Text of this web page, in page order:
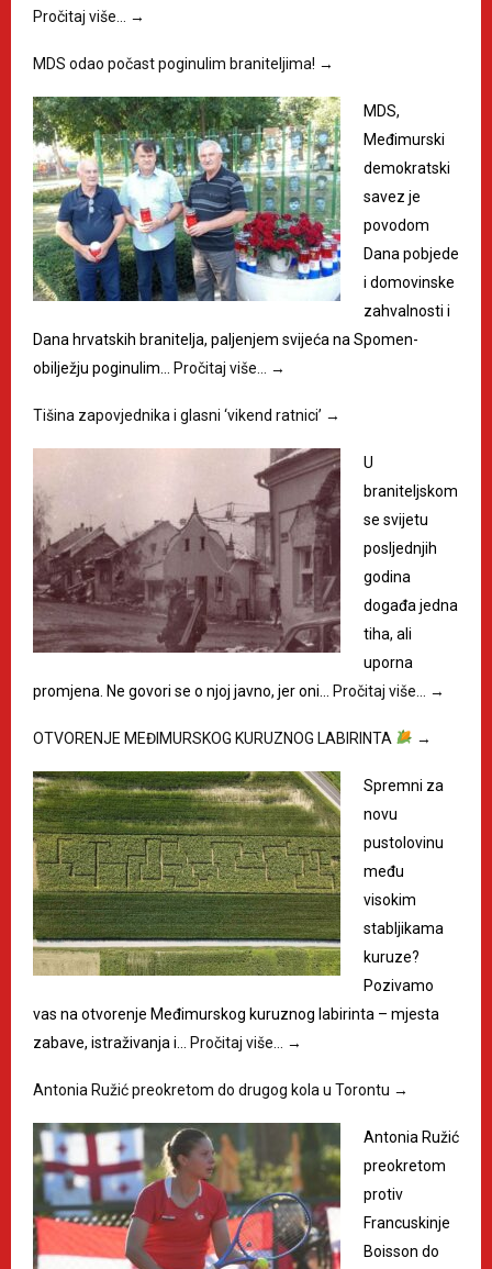
Pročitaj više…
→
MDS odao počast poginulim braniteljima! →
MDS,
Međimurski
demokratski
savez je
povodom
Dana pobjede
i domovinske
zahvalnosti i
Dana hrvatskih branitelja, paljenjem svijeća na Spomen-
obilježju poginulim…
Pročitaj više… →
Tišina zapovjednika i glasni ‘vikend ratnici’ →
U
braniteljskom
se svijetu
posljednjih
godina
događa jedna
tiha, ali
uporna
promjena. Ne govori se o njoj javno, jer oni…
Pročitaj više… →
OTVORENJE MEĐIMURSKOG KURUZNOG LABIRINTA →
Spremni za
novu
pustolovinu
među
visokim
stabljikama
kuruze?
Pozivamo
vas na otvorenje Međimurskog kuruznog labirinta – mjesta
zabave, istraživanja i…
Pročitaj više… →
Antonia Ružić preokretom do drugog kola u Torontu →
Antonia Ružić
preokretom
protiv
Francuskinje
Boisson do